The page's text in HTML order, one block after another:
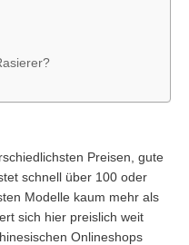
Preisen, gute
schnell über 100 oder
Modelle kaum mehr als
sich hier preislich weit
Onlineshops